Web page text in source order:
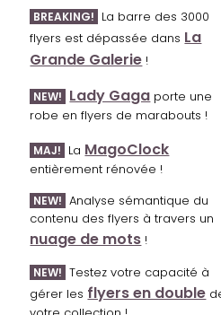
BREAKING! La barre des 3000
flyers est dépassée dans La
Grande Galerie !
NEW! Lady Gaga porte une
robe en flyers de marabouts !
MAJ! La MagoClock
entièrement rénovée !
NEW! Analyse sémantique du
contenu des flyers à travers un
nuage de mots !
NEW! Testez votre capacité à
gérer les flyers en double